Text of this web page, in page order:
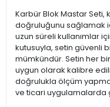
Karbür Blok Mastar Seti,
doğruluğunu sağlamak
uzun süreli kullanımlar
kutusuyla, setin güvenli
mümkündür. Setin her
uygun olarak kalibre
doğrulukla ölçüm
ve ticari uygulamalarda